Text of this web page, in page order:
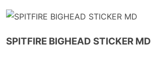
SPITFIRE BIGHEAD STICKER MD